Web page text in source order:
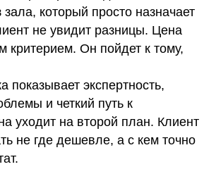
зала, который просто назначает
не увидит разницы. Цена
критерием. Он пойдет к тому,
показывает экспертность,
и четкий путь к
уходит на второй план. Клиент
не где дешевле, а с кем точно